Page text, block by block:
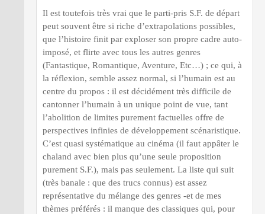
Il est toutefois très vrai que le parti-pris S.F. de départ
peut souvent être si riche d’extrapolations possibles,
que l’histoire finit par exploser son propre cadre auto-
imposé, et flirte avec tous les autres genres
(Fantastique, Romantique, Aventure, Etc…) ; ce qui, à
la réflexion, semble assez normal, si l’humain est au
centre du propos : il est décidément très difficile de
cantonner l’humain à un unique point de vue, tant
l’abolition de limites purement factuelles offre de
perspectives infinies de développement scénaristique.
C’est quasi systématique au cinéma (il faut appâter le
chaland avec bien plus qu’une seule proposition
purement S.F.), mais pas seulement. La liste qui suit
(très banale : que des trucs connus) est assez
représentative du mélange des genres -et de mes
thèmes préférés : il manque des classiques qui, pour